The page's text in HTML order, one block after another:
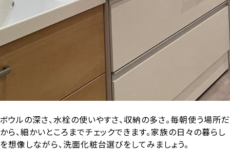
ボウルの深さ、水栓の使いやすさ、収納の多さ。毎朝使う場所だ
から、細かいところまでチェックできます。家族の日々の暮らし
を想像しながら、洗面化粧台選びをしてみましょう。